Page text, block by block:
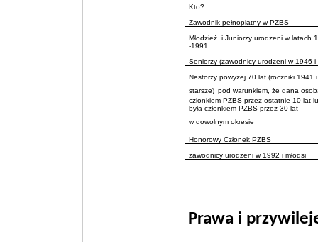
Kto?
Zawodnik pełnopłatny w PZBS
Młodzież i Juniorzy urodzeni w latach
-1991
Seniorzy (zawodnicy urodzeni w 1946 i
Nestorzy powyżej 70 lat (roczniki 1941 i
starsze) pod warunkiem, że dana
członkiem PZBS przez ostatnie 10 lat
była członkiem PZBS przez 30 lat
w dowolnym okresie
Honorowy Członek PZBS
zawodnicy urodzeni w 1992 i młodsi
Prawa i